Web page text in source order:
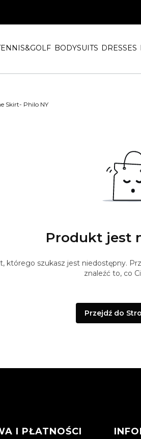
BODYSUITS DRESSES
Skirt- Philo NY
Produkt jest
którego szukasz jest niedostępny.
znaleźć to, co
Przejdź do
I PŁATNOŚCI